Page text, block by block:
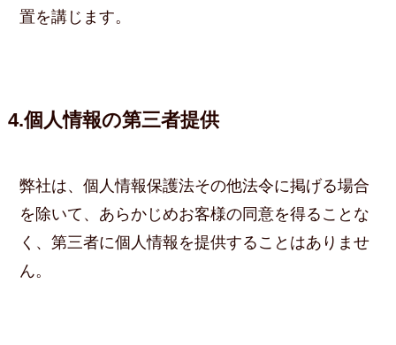
置を講じます。
4.個人情報の第三者提供
弊社は、個人情報保護法その他法令に掲げる場合
を除いて、あらかじめお客様の同意を得ることな
く、第三者に個人情報を提供することはありませ
ん。